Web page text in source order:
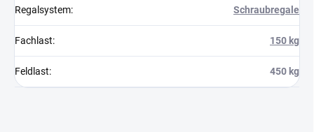
Regalsystem: Schraubregale
Fachlast: 150 kg
Feldlast: 450 kg